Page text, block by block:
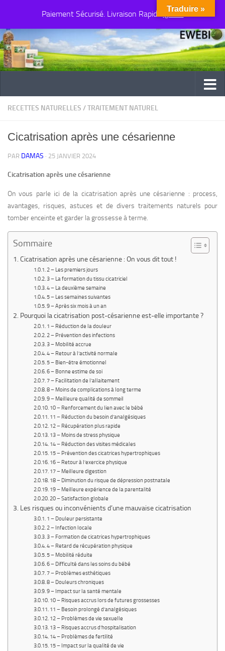
Paiement Sécurisé. Livraison Rapide Ignorer
Au dessous du contenu
RECETTES NATURELLES /TRAITEMENT NATUREL
Cicatrisation après une césarienne
PAR DAMAS · 25 JANVIER 2024
Cicatrisation après une césarienne
On vous parle ici de la cicatrisation après une césarienne : process,
avantages, risques, astuces et de divers traitements naturels pour
tomber enceinte et garder la grossesse à terme.
Sommaire
Cicatrisation après une césarienne : On vous dit tout !
2 – Les premiers jours
3 – La formation du tissu cicatriciel
4 – La deuxième semaine
5 – Les semaines suivantes
9 – Après six mois à un an
Pourquoi la cicatrisation post-césarienne est-elle importante ?
1 – Réduction de la douleur
2 – Prévention des infections
3 – Mobilité accrue
4 – Retour à l’activité normale
5 – Bien-être émotionnel
6 – Bonne estime de soi
7 – Facilitation de l’allaitement
8 – Moins de complications à long terme
9 – Meilleure qualité de sommeil
10 – Renforcement du lien avec le bébé
11 – Réduction du besoin d’analgésiques
12 – Récupération plus rapide
13 – Moins de stress physique
14 – Réduction des visites médicales
15 – Prévention des cicatrices hypertrophiques
16 – Retour à l’exercice physique
17 – Meilleure digestion
18 – Diminution du risque de dépression postnatale
19 – Meilleure expérience de la parentalité
20 – Satisfaction globale
Les risques ou inconvénients d’une mauvaise cicatrisation
1 – Douleur persistante
2 – Infection locale
3 – Formation de cicatrices hypertrophiques
4 – Retard de récupération physique
5 – Mobilité réduite
6 – Difficulté dans les soins du bébé
7 – Problèmes esthétiques
8 – Douleurs chroniques
9 – Impact sur la santé mentale
10 – Risques accrus lors de futures grossesses
11 – Besoin prolongé d’analgésiques
12 – Problèmes de vie sexuelle
13 – Risques accrus d’hospitalisation
14 – Problèmes de fertilité
15 – Impact sur la qualité de vie
Traduire »